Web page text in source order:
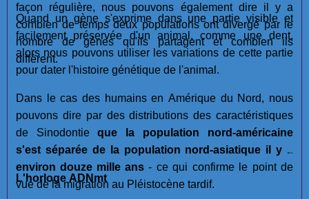
façon régulière, nous pouvons également dire il y a
combien de temps deux populations ont divergé par le
nombre de gènes qu'ils partagent et combien ils
diffèrent.
Quand un gène s'exprime dans une partie visible et
facilement préservée d'un animal, comme une dent,
alors nous pouvons utiliser les variations de cette partie
pour dater l'histoire génétique de l'animal.
Dans le cas des humains en Amérique du Nord, nous
pouvons dire par des distributions des caractéristiques
de Sinodontie que la population nord-américaine
s'est séparée de la population nord-asiatique il y a
environ douze mille ans - ce qui confirme le point de
vue de la migration au Pléistocène tardif.
L'horloge ADNmt